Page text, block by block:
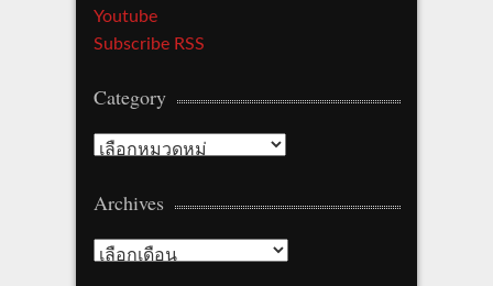
Youtube
Subscribe RSS
Category
Category
Archives
Archives